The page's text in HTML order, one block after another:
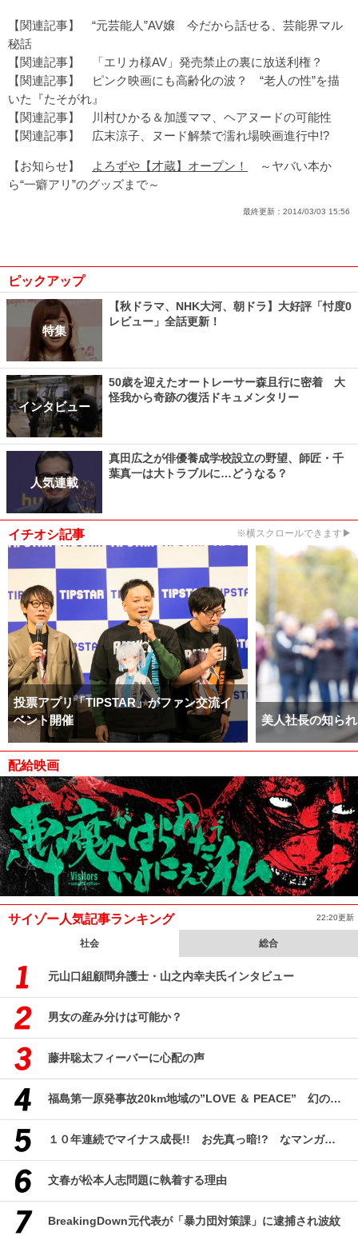
【関連記事】 “元芸能人”AV嬢 今だから話せる、芸能界マル
秘話
【関連記事】
「エリカ様AV」発売禁止の裏に放送利権？
【関連記事】
ピンク映画にも高齢化の波？ “老人の性”を描
いた『たそがれ』
【関連記事】
川村ひかる＆加護ママ、ヘアヌードの可能性
【関連記事】 広末涼子、ヌード解禁で濡れ場映画進行中!?
【お知らせ】 よろずや【才蔵】オープン！
～ヤバい本か
ら“一癖アリ”のグッズまで～
最終更新： 2014/03/03 15:56
ピックアップ
特集
【秋ドラマ、NHK大河、朝ドラ】大好評「忖度0
レビュー」全話更新！
インタビュー
50歳を迎えたオートレーサー森且行に密着 大
怪我から奇跡の復活ドキュメンタリー
人気連載
真田広之が俳優養成学校設立の野望、師匠・千
葉真一は大トラブルに…どうなる？
イチオシ記事 ※横スクロールできます▶
投票アプリ「TIPSTAR」がファン交流イ
ベント開催
美人社長の知ら
配給映画
サイゾー人気記事ランキング 22:20更新
社会 総合
元山口組顧問弁護士・山之内幸夫氏インタビュー
男女の産み分けは可能か？
藤井聡太フィーバーに心配の声
福島第一原発事故20km地域の”LOVE ＆ PEACE” 幻のコミューン「獏原人村」の現在
１０年連続でマイナス成長!! お先真っ暗!? なマンガ産業研究
文春が松本人志問題に執着する理由
BreakingDown元代表が「暴力団対策課」に逮捕され波紋